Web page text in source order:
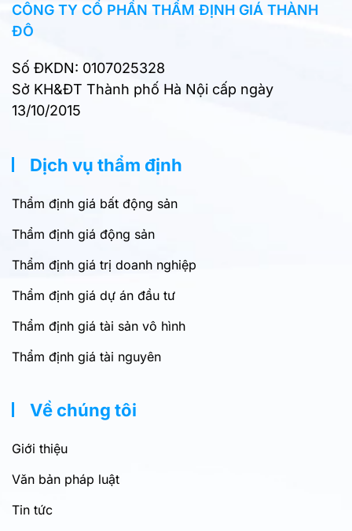
CÔNG TY CỔ PHẦN THẨM ĐỊNH GIÁ THÀNH
ĐÔ
Số ĐKDN: 0107025328
Sở KH&ĐT Thành phố Hà Nội cấp ngày
13/10/2015
Dịch vụ thẩm định
Thẩm định giá bất động sản
Thẩm định giá động sản
Thẩm định giá trị doanh nghiệp
Thẩm định giá dự án đầu tư
Thẩm định giá tài sản vô hình
Thẩm định giá tài nguyên
Về chúng tôi
Giới thiệu
Văn bản pháp luật
Tin tức